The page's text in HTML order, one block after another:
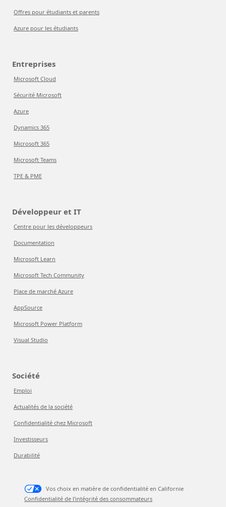
Offres pour étudiants et parents
Azure pour les étudiants
Entreprises
Microsoft Cloud
Sécurité Microsoft
Azure
Dynamics 365
Microsoft 365
Microsoft Teams
TPE & PME
Développeur et IT
Centre pour les développeurs
Documentation
Microsoft Learn
Microsoft Tech Community
Place de marché Azure
AppSource
Microsoft Power Platform
Visual Studio
Société
Emploi
Actualités de la société
Confidentialité chez Microsoft
Investisseurs
Durabilité
Vos choix en matière de confidentialité en Californie
Confidentialité de l’intégrité des consommateurs